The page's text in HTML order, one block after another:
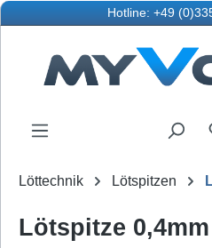
Hotline: +49
Löttechnik Lötspitzen
Lötspitze